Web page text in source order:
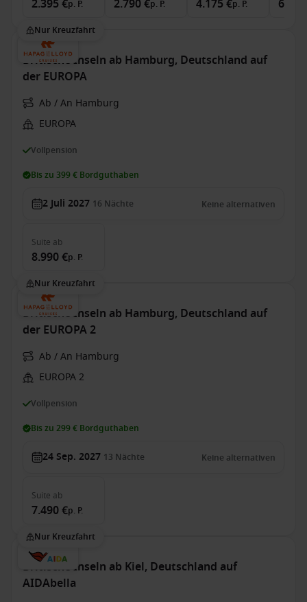
2.395 €p. P. 2.790 €p. P. 4.175 €p. P.
Nur Kreuzfahrt
Britische Inseln ab Hamburg, Deutschland auf
der EUROPA
Ab / An Hamburg
EUROPA
Vollpension
Bis zu 399 € Bordguthaben
2 Juli 2027 16 Nächte Keine alternativen
Suite ab
8.990 €p. P.
Nur Kreuzfahrt
Britische Inseln ab Hamburg, Deutschland auf
der EUROPA 2
Ab / An Hamburg
EUROPA 2
Vollpension
Bis zu 299 € Bordguthaben
24 Sep. 2027 13 Nächte Keine alternativen
Suite ab
7.490 €p. P.
Nur Kreuzfahrt
Britische Inseln ab Kiel, Deutschland auf
AIDAbella